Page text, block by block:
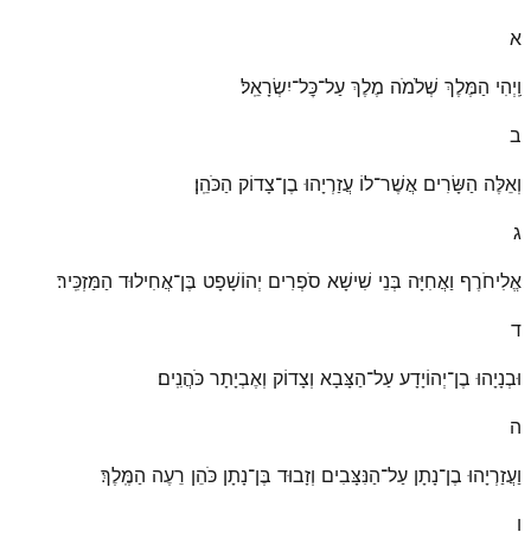
א
וַֽיְהִי הַמֶּלֶךְ שְׁלֹמֹה מֶלֶךְ עַל־כׇּל־יִשְׂרָאֵֽל׃
ב
וְאֵלֶּה הַשָּׂרִים אֲשֶׁר־לוֹ עֲזַרְיָהוּ בֶן־צָדוֹק הַכֹּהֵֽן׃
ג
אֱלִיחֹרֶף וַאֲחִיָּה בְּנֵי שִׁישָׁא סֹפְרִים יְהוֹשָׁפָט בֶּן־אֲחִילוּד הַמַּזְכִּֽיר׃
ד
וּבְנָיָהוּ בֶן־יְהוֹיָדָע עַל־הַצָּבָא וְצָדוֹק וְאֶבְיָתָר כֹּהֲנִֽים׃
ה
וַעֲזַרְיָהוּ בֶן־נָתָן עַל־הַנִּצָּבִים וְזָבוּד בֶּן־נָתָן כֹּהֵן רֵעֶה הַמֶּֽלֶךְ׃
ו